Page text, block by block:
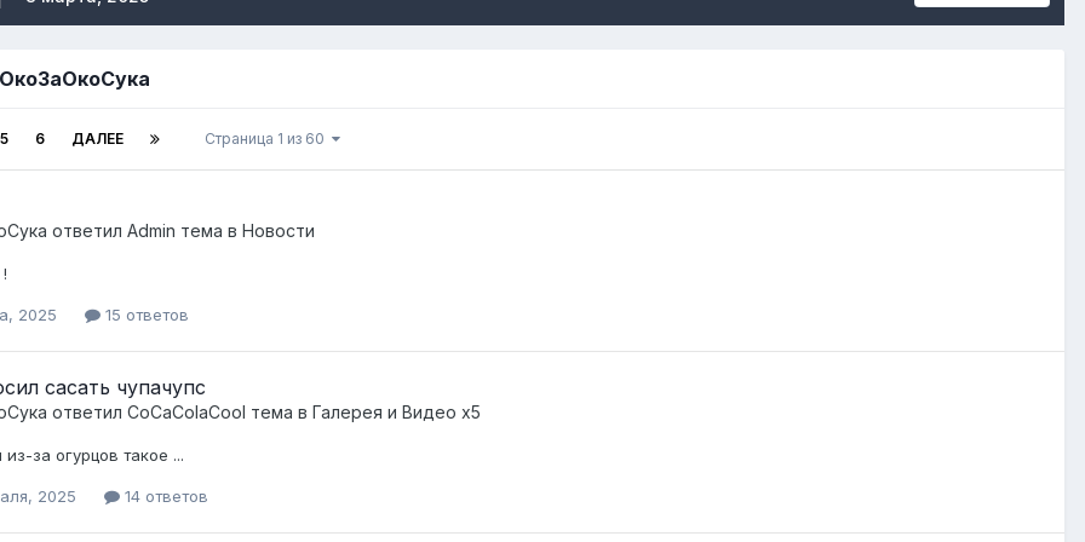
5 6 ДАЛЕЕ Страница 1 из 60
ответил Admin тема в Новости
2025 15 ответов
сасать чупачупс
ответил CoCaColaCool тема в Галерея и Видео x5
из-за огурцов такое ...
2025 14 ответов